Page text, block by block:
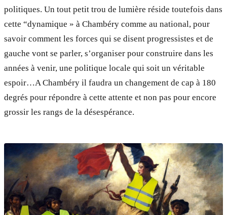
politiques. Un tout petit trou de lumière réside toutefois dans
cette “dynamique » à Chambéry comme au national, pour
savoir comment les forces qui se disent progressistes et de
gauche vont se parler, s’organiser pour construire dans les
années à venir, une politique locale qui soit un véritable
espoir…A Chambéry il faudra un changement de cap à 180
degrés pour répondre à cette attente et non pas pour encore
grossir les rangs de la désespérance.